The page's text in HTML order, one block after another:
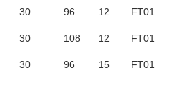
30 96 12 FT01
30 108 12 FT01
30 96 15 FT01